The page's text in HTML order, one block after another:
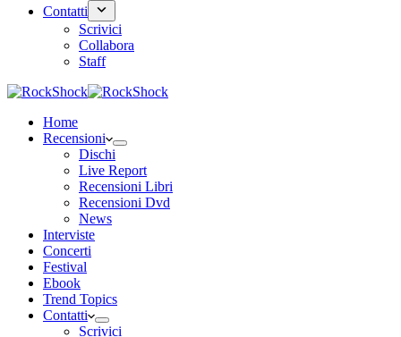
Contatti
Scrivici
Collabora
Staff
Home
Recensioni
Dischi
Live Report
Recensioni Libri
Recensioni Dvd
News
Interviste
Concerti
Festival
Ebook
Trend Topics
Contatti
Scrivici